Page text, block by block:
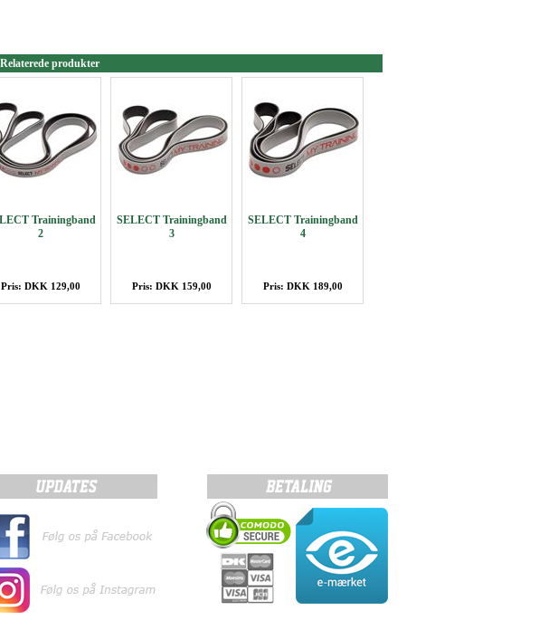
Relaterede produkter
Trainingband
2
Pris: DKK 129,00
SELECT Trainingband
3
Pris: DKK 159,00
SELECT Trainingband
4
Pris: DKK 189,00